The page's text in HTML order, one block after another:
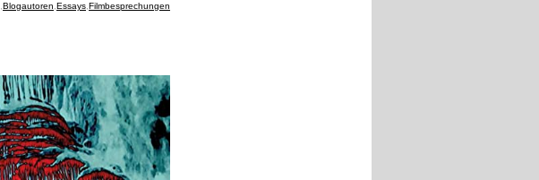
Blogautoren Essays Filmbesprechungen